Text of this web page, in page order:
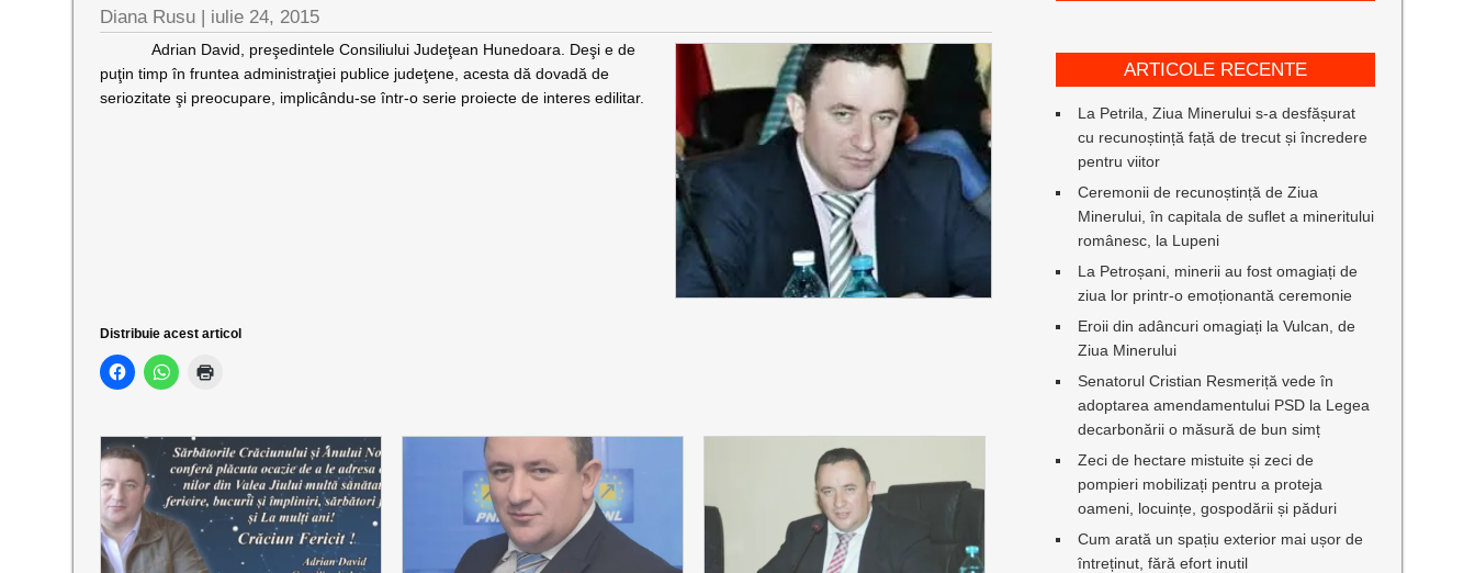
Diana Rusu | iulie 24, 2015
Adrian David, preşedintele Consiliului Judeţean Hunedoara. Deşi e de
puţin timp în fruntea administraţiei publice judeţene, acesta dă dovadă de
seriozitate şi preocupare, implicându-se într-o serie proiecte de interes edilitar.
Distribuie acest articol
ARTICOLE RECENTE
La Petrila, Ziua Minerului s-a desfășurat
cu recunoștință față de trecut și încredere
pentru viitor
Ceremonii de recunoștință de Ziua
Minerului, în capitala de suflet a mineritului
românesc, la Lupeni
La Petroșani, minerii au fost omagiați de
ziua lor printr-o emoționantă ceremonie
Eroii din adâncuri omagiați la Vulcan, de
Ziua Minerului
Senatorul Cristian Resmeriță vede în
adoptarea amendamentului PSD la Legea
decarbonării o măsură de bun simț
Zeci de hectare mistuite și zeci de
pompieri mobilizați pentru a proteja
oameni, locuințe, gospodării și păduri
Cum arată un spațiu exterior mai ușor de
întreținut, fără efort inutil